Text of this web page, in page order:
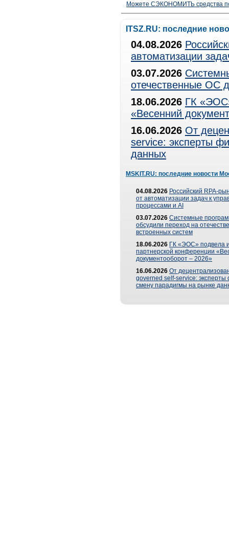
Можете СЭКОНОМИТЬ средства
ITSZ.RU: последние
04.08.2026
автоматизации
03.07.2026
отечественные ОС
18.06.2026 ГК
«Весенний
16.06.2026 От
service: эксперты
данных
MSKIT.RU: последние новости
04.08.2026 Российский RPA-
от автоматизации задач к
процессами и AI
03.07.2026 Системные
обсудили переход на
встроенных систем
18.06.2026 ГК «ЭОС» подвела
партнерской конференции
документооборот – 2026»
16.06.2026 От
governed self-service: эксперты
смену парадигмы на рынке